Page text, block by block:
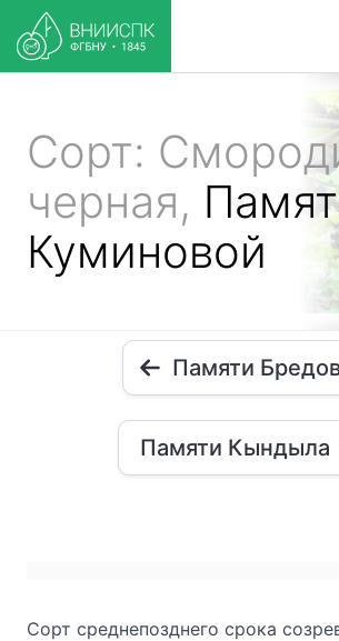
Сорт:
черная,
Куминовой
Памяти
Памяти Кындыла
Сорт среднепозднего срока